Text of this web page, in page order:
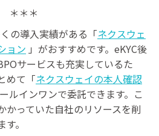
＊＊＊
の導入実績がある「ネクスウェ
ョン 」がおすすめです。eKYC後
サービスも充実しているた
めて「ネクスウェイの本人確認
ルインワンで委託できます。こ
かっていた自社のリソースを削
。